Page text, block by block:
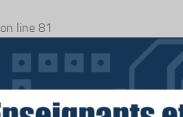
on line 81